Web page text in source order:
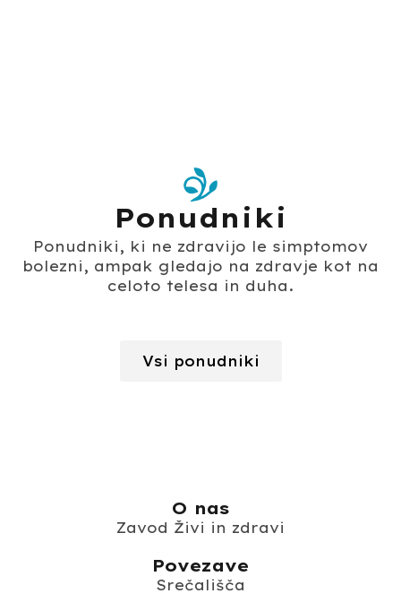
Ponudniki
Ponudniki, ki ne zdravijo le simptomov
bolezni, ampak gledajo na zdravje kot na
celoto telesa in duha.
Vsi ponudniki
O nas
Zavod Živi in zdravi
Povezave
Srečališča